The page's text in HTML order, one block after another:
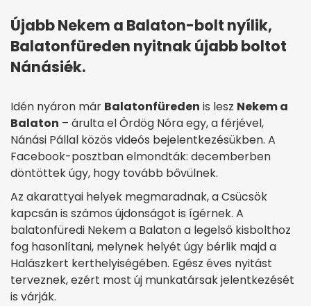
Újabb Nekem a Balaton-bolt nyílik,
Balatonfüreden nyitnak újabb boltot
Nánásiék.
Idén nyáron már Balatonfüreden is lesz Nekem a
Balaton – árulta el Ördög Nóra egy, a férjével,
Nánási Pállal közös videós bejelentkezésükben. A
Facebook-posztban elmondták: decemberben
döntöttek úgy, hogy tovább bővülnek.
Az akarattyai helyek megmaradnak, a Csücsök
kapcsán is számos újdonságot is ígérnek. A
balatonfüredi Nekem a Balaton a legelső kisbolthoz
fog hasonlítani, melynek helyét úgy bérlik majd a
Halászkert kerthelyiségében. Egész éves nyitást
terveznek, ezért most új munkatársak jelentkezését
is várják.